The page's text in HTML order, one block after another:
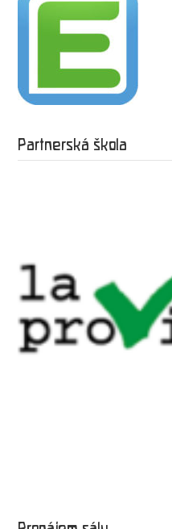
Partnerská škola